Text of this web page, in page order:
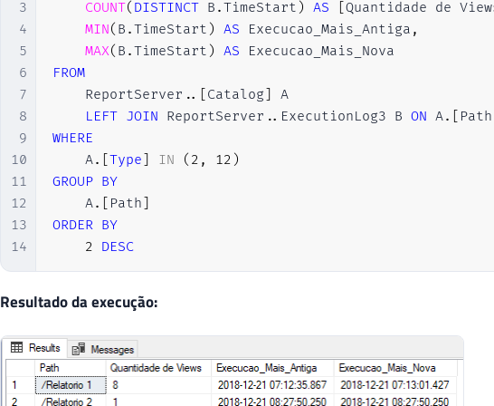
3
4
5
6
7
8
9
10
11
12
13
14
COUNT( DISTINCT B .TimeStart ) AS [Quantidade de
MIN( B .TimeStart ) AS Execucao_Mais_Antiga ,
MAX( B .TimeStart ) AS
FROM
    ReportServer
.. [Catalog]
A
LEFT JOIN ReportServer .. ExecutionLog3 B ON A. [ Path
WHERE
    A
. [Type] IN ( 2 , 12 )
GROUP BY
    A
. [ Path]
ORDER BY
2 DESC
Resultado da execução: